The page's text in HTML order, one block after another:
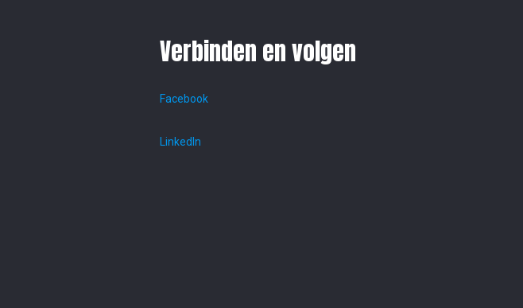
Verbinden en volgen
Facebook
LinkedIn